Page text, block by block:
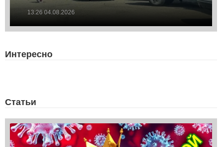
13:26 04.08.2026
Интересно
Статьи